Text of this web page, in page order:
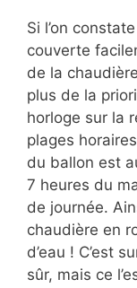
Si l’on
couverte
de la
plus de la
horloge sur la
plages
du ballon est
7 heures du
de journée.
chaudière en
d’eau ! C’est
sûr, mais ce